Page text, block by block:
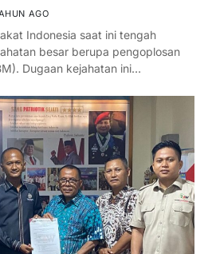
AGO
Indonesia saat ini tengah
besar berupa pengoplosan
Dugaan kejahatan ini…